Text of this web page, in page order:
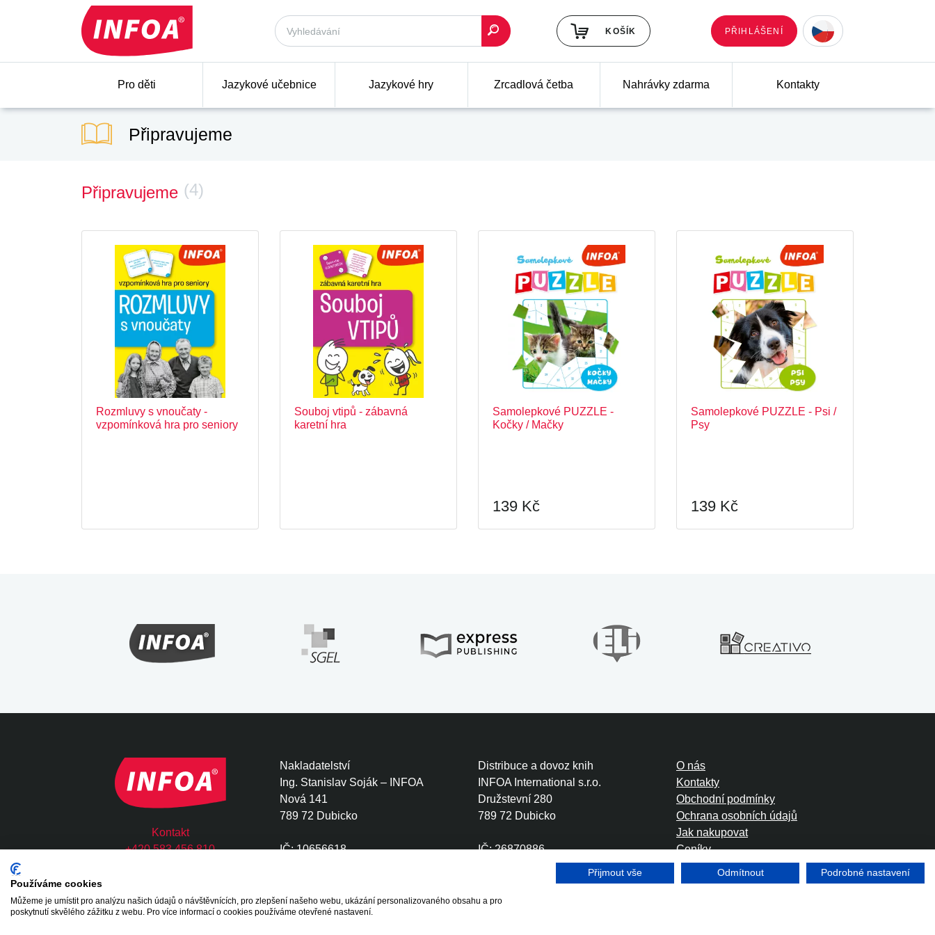
KOŠÍK PŘIHLÁŠENÍ
Pro děti Jazykové učebnice Jazykové hry Zrcadlová četba Nahrávky zdarma Kontakty
Připravujeme
Připravujeme (4)
Rozmluvy s vnoučaty -
vzpomínková hra pro seniory
Souboj vtipů - zábavná
karetní hra
Samolepkové PUZZLE -
Kočky / Mačky
139 Kč
Samolepkové PUZZLE - Psi /
Psy
139 Kč
Kontakt
+420 583 456 810
Nakladatelství
Ing. Stanislav Soják – INFOA
Nová 141
789 72 Dubicko
IČ: 10656618
Distribuce a dovoz knih
INFOA International s.r.o.
Družstevní 280
789 72 Dubicko
IČ: 26870886
DIČ: CZ26870886
O nás
Kontakty
Obchodní podmínky
Ochrana osobních údajů
Jak nakupovat
Ceníky
Foreign Rights
Copyright © 2020 - 2026 INFOA International s.r.o.
Používáme cookies
Můžeme je umístit pro analýzu našich údajů o návštěvnících, pro zlepšení našeho webu, ukázání personalizovaného obsahu a pro
poskytnutí skvělého zážitku z webu. Pro více informací o cookies používáme otevřené nastavení.
Přijmout vše Odmítnout Podrobné nastavení